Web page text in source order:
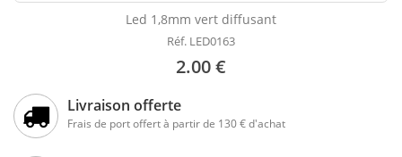
Led 1,8mm vert diffusant
Réf. LED0163
2.00 €
Livraison offerte
Frais de port offert à partir de 130 € d'achat